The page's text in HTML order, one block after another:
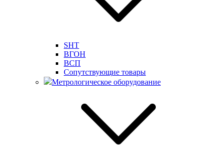
SHT
ВГОН
ВСП
Сопутствующие товары
Метрологическое оборудование